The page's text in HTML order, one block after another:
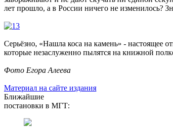
лет прошло, а в России ничего не изменилось?
Серьёзно, «Нашла коса на камень» - настоящее
которые незаслуженно пылятся на книжной
Фото Егора Алеева
Материал на сайте издания
Ближайшие
постановки в МГТ: